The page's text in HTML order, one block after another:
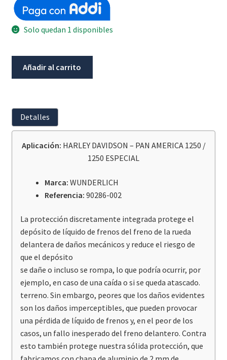
Solo quedan 1 disponibles
líquido
de
Wunderlich
America
Special
Añadir al carrito
Detalles
Aplicación: HARLEY DAVIDSON – PAN AMERICA 1250 /
1250 ESPECIAL
Marca: WUNDERLICH
Referencia: 90286-002
La protección discretamente integrada protege el
depósito de líquido de frenos del freno de la rueda
delantera de daños mecánicos y reduce el riesgo de
que el depósito
se dañe o incluso se rompa, lo que podría ocurrir, por
ejemplo, en caso de una caída o si se queda atascado.
terreno. Sin embargo, peores que los daños evidentes
son los daños imperceptibles, que pueden provocar
una pérdida de líquido de frenos y, en el peor de los
casos, un fallo inesperado del freno delantero. Contra
esto también protege nuestra sólida protección, que